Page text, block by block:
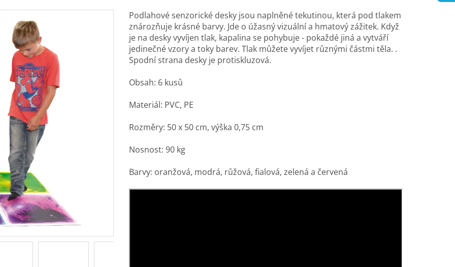
Podlahové senzorické desky jsou naplněné tekutinou, která pod tlakem
znározňuje krásné barvy. Jde o úžasný vizuální a hmatový zážitek. Když
je na desky vyvíjen tlak, kapalina se pohybuje - pokaždé jiná a vytváří
jedinečné vzory a toky barev. Tlak můžete vyvíjet různými částmi těla. .
Spodní strana desky je protiskluzová.
Obsah: 6 kusů
Materiál: PVC, PE
Rozměry: 50 x 50 cm, výška 0,75 cm
Nosnost: 90 kg
Barvy: oranžová, modrá, růžová, fialová, zelená a červená